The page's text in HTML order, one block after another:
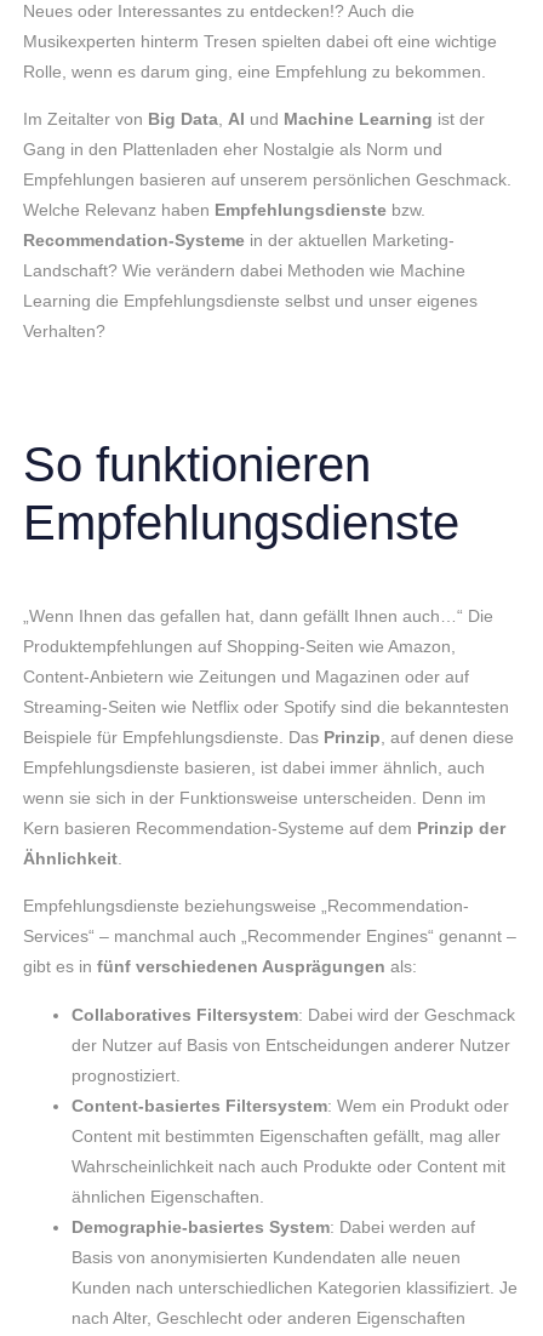
Neues oder Interessantes zu entdecken!? Auch die
Musikexperten hinterm Tresen spielten dabei oft eine wichtige
Rolle, wenn es darum ging, eine Empfehlung zu bekommen.
Im Zeitalter von Big Data, AI und Machine Learning ist der
Gang in den Plattenladen eher Nostalgie als Norm und
Empfehlungen basieren auf unserem persönlichen Geschmack.
Welche Relevanz haben Empfehlungsdienste bzw.
Recommendation-Systeme in der aktuellen Marketing-
Landschaft? Wie verändern dabei Methoden wie Machine
Learning die Empfehlungsdienste selbst und unser eigenes
Verhalten?
So funktionieren
Empfehlungsdienste
„Wenn Ihnen das gefallen hat, dann gefällt Ihnen auch…“ Die
Produktempfehlungen auf Shopping-Seiten wie Amazon,
Content-Anbietern wie Zeitungen und Magazinen oder auf
Streaming-Seiten wie Netflix oder Spotify sind die bekanntesten
Beispiele für Empfehlungsdienste. Das Prinzip , auf denen diese
Empfehlungsdienste basieren, ist dabei immer ähnlich, auch
wenn sie sich in der Funktionsweise unterscheiden. Denn im
Kern basieren Recommendation-Systeme auf dem Prinzip der
Ähnlichkeit.
Empfehlungsdienste beziehungsweise „Recommendation-
Services“ – manchmal auch „Recommender Engines“ genannt –
gibt es in fünf verschiedenen Ausprägungen als:
Collaboratives Filtersystem: Dabei wird der Geschmack
der Nutzer auf Basis von Entscheidungen anderer Nutzer
prognostiziert.
Content-basiertes Filtersystem: Wem ein Produkt oder
Content mit bestimmten Eigenschaften gefällt, mag aller
Wahrscheinlichkeit nach auch Produkte oder Content mit
ähnlichen Eigenschaften.
Demographie-basiertes System: Dabei werden auf
Basis von anonymisierten Kundendaten alle neuen
Kunden nach unterschiedlichen Kategorien klassifiziert. Je
nach Alter, Geschlecht oder anderen Eigenschaften